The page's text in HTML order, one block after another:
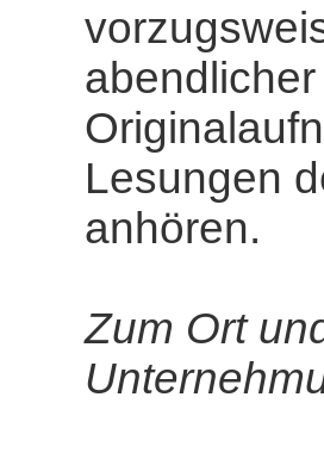
Lesungen
anhören.
Zum Ort